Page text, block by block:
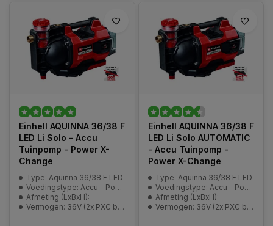
Einhell AQUINNA 36/38 F
LED Li Solo - Accu
Tuinpomp - Power X-
Change
Type: Aquinna 36/38 F LED
Voedingstype: Accu - Power-X-Change
Afmeting (LxBxH):
Vermogen: 36V (2x PXC batterij)
Einhell AQUINNA 36/38 F
LED Li Solo AUTOMATIC
- Accu Tuinpomp -
Power X-Change
Type: Aquinna 36/38 F LED
Voedingstype: Accu - Power-X-Change
Afmeting (LxBxH):
Vermogen: 36V (2x PXC batterij)